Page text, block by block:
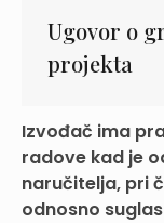
Ugovor o
projekta
Izvođač ima
radove kad je
naručitelja, pri
odnosno